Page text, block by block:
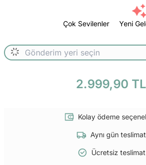
Çok Sevilenler Yeni
2.999,90 TL
Kolay ödeme
Aynı gün teslimat
Ücretsiz teslimat